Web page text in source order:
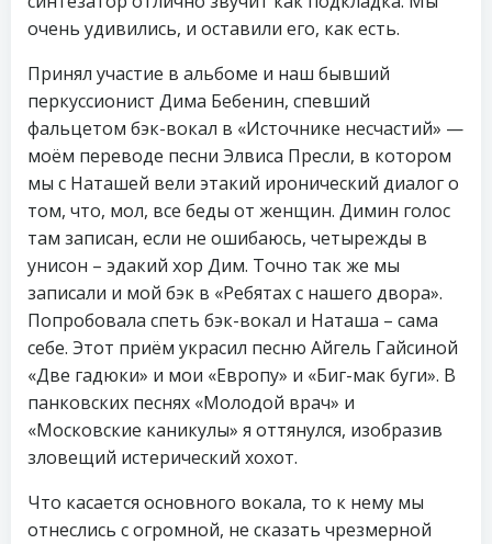
очень удивились, и оставили его, как есть.
Принял участие в альбоме и наш бывший
перкуссионист Дима Бебенин, спевший
фальцетом бэк-вокал в «Источнике несчастий» —
моём переводе песни Элвиса Пресли, в котором
мы с Наташей вели этакий иронический диалог о
том, что, мол, все беды от женщин. Димин голос
там записан, если не ошибаюсь, четырежды в
унисон – эдакий хор Дим. Точно так же мы
записали и мой бэк в «Ребятах с нашего двора».
Попробовала спеть бэк-вокал и Наташа – сама
себе. Этот приём украсил песню Айгель Гайсиной
«Две гадюки» и мои «Европу» и «Биг-мак буги». В
панковских песнях «Молодой врач» и
«Московские каникулы» я оттянулся, изобразив
зловещий истерический хохот.
Что касается основного вокала, то к нему мы
отнеслись с огромной, не сказать чрезмерной